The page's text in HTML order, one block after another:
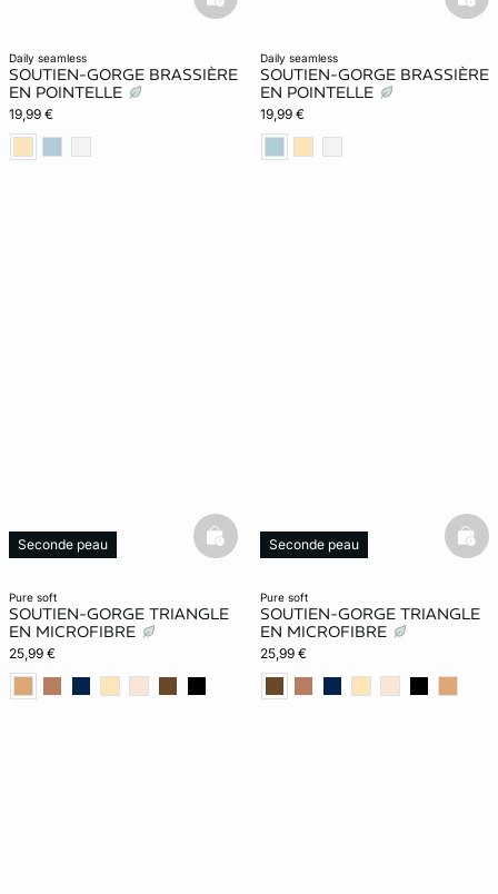
daily seamless
SOUTIEN-GORGE BRASSIÈRE
EN POINTELLE
19,99 €
basketfull
daily seamless
SOUTIEN-GORGE BRASSIÈRE
EN POINTELLE
19,99 €
pure soft
SOUTIEN-GORGE TRIANGLE
EN MICROFIBRE
25,99 €
Seconde peau
basketfull
pure soft
SOUTIEN-GORGE TRIANGLE
EN MICROFIBRE
25,99 €
Seconde peau